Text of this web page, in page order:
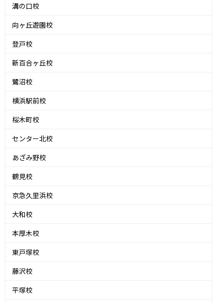
溝の口校
向ヶ丘遊園校
登戸校
新百合ヶ丘校
鷺沼校
横浜駅前校
桜木町校
センター北校
あざみ野校
鶴見校
京急久里浜校
大和校
本厚木校
東戸塚校
藤沢校
平塚校